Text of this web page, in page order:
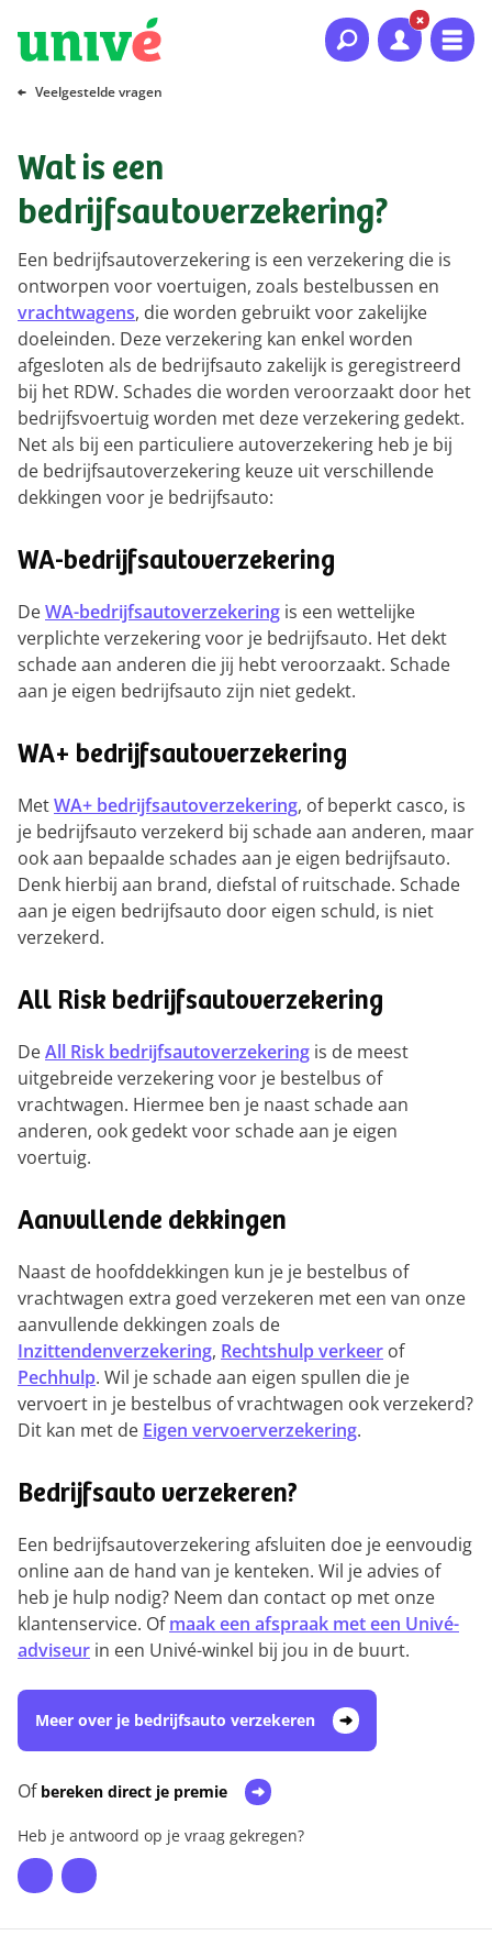
Naar hoofdinhoud
Naar hoofdnavigatie
Naar footer
Veelgestelde vragen
Wat is een
bedrijfsautoverzekering?
Een bedrijfsautoverzekering is een verzekering die is
ontworpen voor voertuigen, zoals bestelbussen en
vrachtwagens, die worden gebruikt voor zakelijke
doeleinden. Deze verzekering kan enkel worden
afgesloten als de bedrijfsauto zakelijk is geregistreerd
bij het RDW. Schades die worden veroorzaakt door het
bedrijfsvoertuig worden met deze verzekering gedekt.
Net als bij een particuliere autoverzekering heb je bij
de bedrijfsautoverzekering keuze uit verschillende
dekkingen voor je bedrijfsauto:
WA-bedrijfsautoverzekering
DeWA-bedrijfsautoverzekering is een wettelijke
verplichte verzekering voor je bedrijfsauto. Het dekt
schade aan anderen die jij hebt veroorzaakt. Schade
aan je eigen bedrijfsauto zijn niet gedekt.
WA+ bedrijfsautoverzekering
MetWA+ bedrijfsautoverzekering, of beperkt casco, is
je bedrijfsauto verzekerd bij schade aan anderen, maar
ook aan bepaalde schades aan je eigen bedrijfsauto.
Denk hierbij aan brand, diefstal of ruitschade. Schade
aan je eigen bedrijfsauto door eigen schuld, is niet
verzekerd.
All Risk bedrijfsautoverzekering
DeAll Risk bedrijfsautoverzekering is de meest
uitgebreide verzekering voor je bestelbus of
vrachtwagen. Hiermee ben je naast schade aan
anderen, ook gedekt voor schade aan je eigen
voertuig.
Aanvullende dekkingen
Naast de hoofddekkingen kun je je bestelbus of
vrachtwagen extra goed verzekeren met een van onze
aanvullende dekkingen zoals de
Inzittendenverzekering, Rechtshulp verkeer of
Pechhulp. Wil je schade aan eigen spullen die je
vervoert in je bestelbus of vrachtwagen ook verzekerd?
Dit kan met de Eigen vervoerverzekering.
Bedrijfsauto verzekeren?
Een bedrijfsautoverzekering afsluiten doe je eenvoudig
online aan de hand van je kenteken. Wil je advies of
heb je hulp nodig? Neem dan contact op met onze
klantenservice. Ofmaak een afspraak met een Univé-
adviseur in een Univé-winkel bij jou in de buurt.
Meer over je bedrijfsauto verzekeren
Of bereken direct je premie
Heb je antwoord op je vraag gekregen?